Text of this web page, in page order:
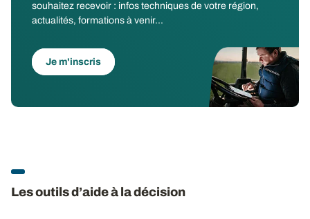
souhaitez recevoir : infos techniques de votre région,
actualités, formations à venir...
Je m'inscris
Les outils d’aide à la décision